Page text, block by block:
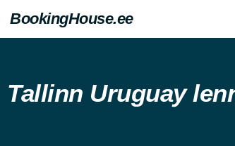
BookingHouse.ee
Tallinn Uruguay